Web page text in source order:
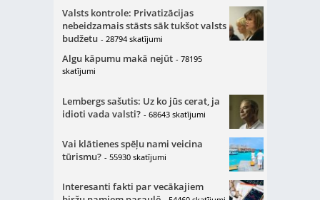
Valsts kontrole: Privatizācijas
nebeidzamais stāsts sāk tukšot valsts
budžetu - 28794 skatījumi
Algu kāpumu makā nejūt - 78195
skatījumi
Lembergs sašutis: Uz ko jūs cerat, ja
idioti vada valsti? - 68643 skatījumi
Vai klātienes spēļu nami veicina
tūrismu? - 55930 skatījumi
Interesanti fakti par vecākajiem